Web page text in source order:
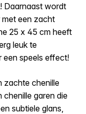
Daarnaast wordt
een zacht
25 x 45 cm heeft
leuk te
een speels effect!
zachte chenille
garen die
subtiele glans,